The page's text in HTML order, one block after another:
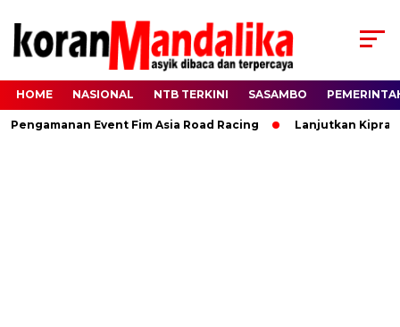
HOME NASIONAL NTB TERKINI SASAMBO
Event Fim Asia Road Racing Lanjutkan Kiprah